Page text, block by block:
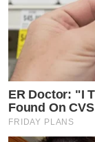
ER Doctor: "I
Found On
FRIDAY PLANS